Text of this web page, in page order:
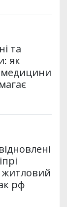
та
як
медицини
рф